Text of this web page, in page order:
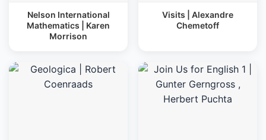
Nelson International
Mathematics | Karen
Morrison
Visits | Alexandre
Chemetoff